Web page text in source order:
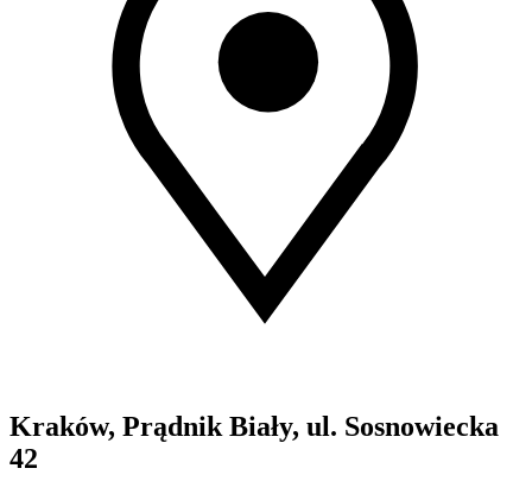
Kraków, Prądnik Biały, ul. Sosnowiecka
42